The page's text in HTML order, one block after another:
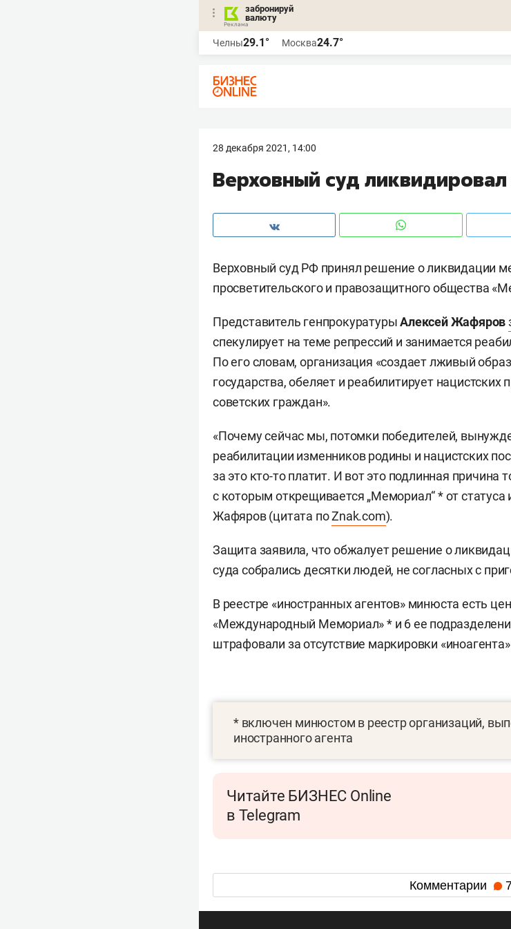
забронируй
валюту
Челны29.1° Москва24.7°
28 декабря 2021, 14:00
Верховный суд
Верховный суд РФ принял решение о ликвидации
просветительского и правозащитного общества
Представитель генпрокуратурыАлексей Жафяров
спекулирует на теме репрессий и занимается
По его словам, организация «создает лживый
государства, обеляет и реабилитирует нацистских
советских граждан».
«Почему сейчас мы, потомки победителей,
реабилитации изменников родины и нацистских
за это кто-то платит. И вот это подлинная причина
с которым открещивается „Мемориал“ * от статуса
Жафяров (цитата поZnak.com).
Защита заявила, что обжалует решение о
суда собрались десятки людей, не согласных с
В реестре «иностранных агентов» минюста есть
«Международный Мемориал» * и 6 ее
штрафовали за отсутствие маркировки
* включен минюстом в реестр организаций,
иностранного агента
Читайте БИЗНЕС Online
в Telegram
Комментарии